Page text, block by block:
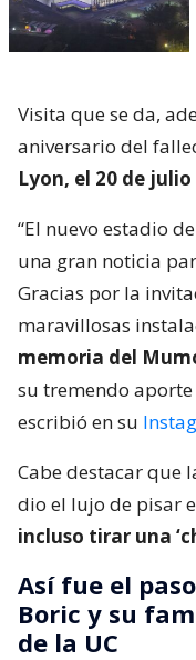
Visita que se da,
aniversario del
Lyon, el 20 de
“El nuevo estadio
una gran noticia
Gracias por la
maravillosas
memoria del
su tremendo
escribió en su
Cabe destacar que
dio el lujo de pisar
incluso tirar una
Así fue el
Boric y su
de la UC